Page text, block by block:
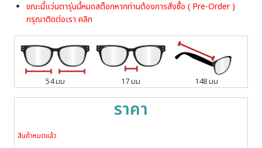
ขณะนี้แว่นตารุ่นนี้หมดสต็อกหากท่านต้องการสั่งชื้อ ( Pre-Order )
กรุณาติดต่อเรา คลิก
54 มม 17 มม 148 มม
ราคา
สินค้าหมดแล้ว